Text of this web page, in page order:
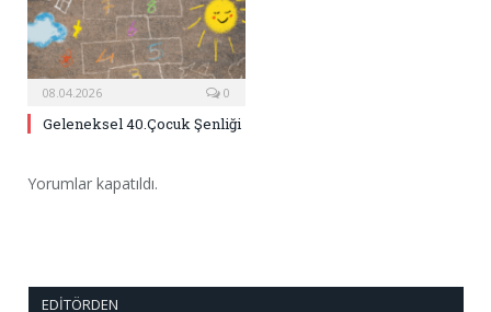
08.04.2026 0
Geleneksel 40.Çocuk Şenliği
Yorumlar kapatıldı.
EDITÖRDEN